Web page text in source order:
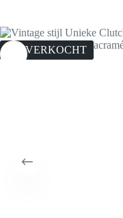
UITVERKOCHT